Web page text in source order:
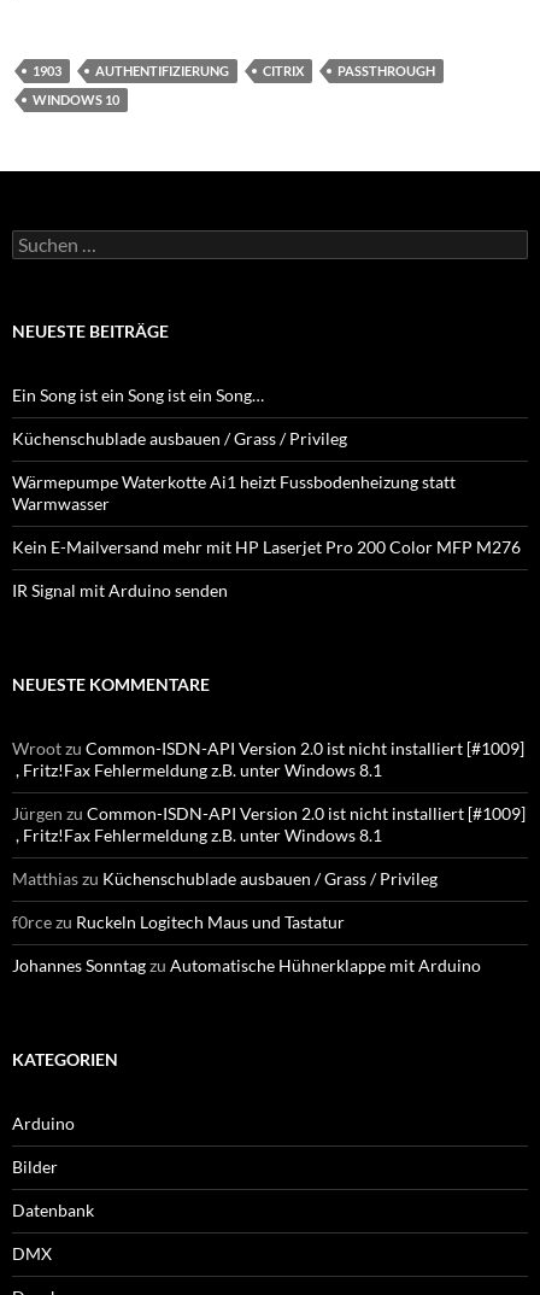
1903 AUTHENTIFIZIERUNG CITRIX
PASSTHROUGH
WINDOWS 10
Suchen
nach:
NEUESTE BEITRÄGE
Ein Song ist ein Song ist ein Song…
Küchenschublade ausbauen / Grass / Privileg
Wärmepumpe Waterkotte Ai1 heizt Fussbodenheizung statt
Warmwasser
Kein E-Mailversand mehr mit HP Laserjet Pro 200 Color MFP M276
IR Signal mit Arduino senden
NEUESTE KOMMENTARE
Wrootzu Common-ISDN-API Version 2.0 ist nicht installiert [#1009]
, Fritz!Fax Fehlermeldung z.B. unter Windows 8.1
Jürgen zu Common-ISDN-API Version 2.0 ist nicht installiert [#1009]
, Fritz!Fax Fehlermeldung z.B. unter Windows 8.1
Matthiaszu Küchenschublade ausbauen / Grass / Privileg
f0rcezu Ruckeln Logitech Maus und Tastatur
Johannes Sonntagzu Automatische Hühnerklappe mit Arduino
KATEGORIEN
Arduino
Bilder
Datenbank
DMX